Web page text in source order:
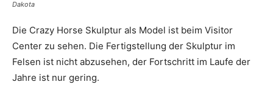
Dakota
Die Crazy Horse Skulptur als Model ist beim Visitor
Center zu sehen. Die Fertigstellung der Skulptur im
Felsen ist nicht abzusehen, der Fortschritt im Laufe der
Jahre ist nur gering.